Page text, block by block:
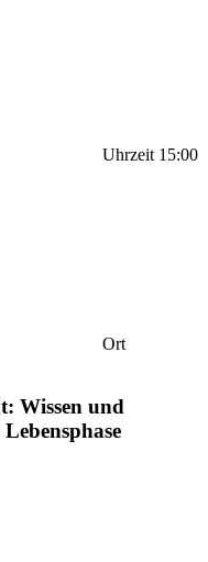
Uhrzeit 15:00
Ort
Wissen und